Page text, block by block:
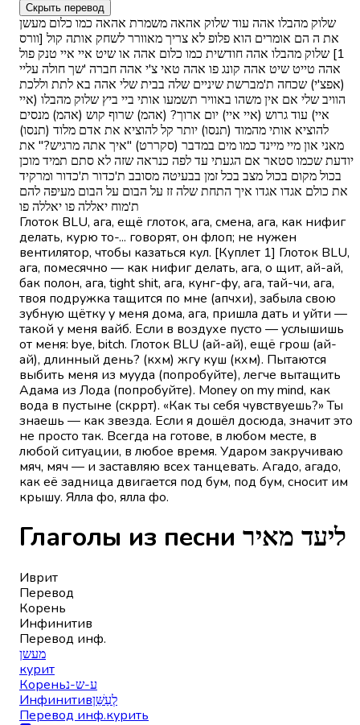
Скрыть перевод
שלוק מהבלו אהה עוד שלוק אהאה משמרת אהאה כמו כלום מעשן
את ה הם אומרים הוא פלופ לא צריך מאוורר לשחק אותה קול [וורס
1] שלוק מהבלו אהה חודשית כמו כלום אהה או שיט איי איי טנק פול
אהה טייט שיט אהה קונג פו אהה טאי צ'י אהה חברה 'שך חולה עליי
(אפצ'י) שכחה ת'מברשת שיניים שלה בבית שלי אהה בא לתת וללכת
הוויב שלי אם אין משהו באוויר תשמעו אותי ביי ביץ שלוק מהבלו (איי
איי) עוד גרוש (איי איי) יום ארוך? (אהמ) שרוף קוש (אהמ) מנסים
להוציא אותי מהמוד (תנסו) יותר קל להוציא את אדם מלוד (תנסו)
מאני און מיי מיינד כמו מים במדבר (סקררט) ''איך אתה מרגיש?'' את
יודעת שכמו סטאר אם הגעתי עד לפה כנראה שזה לא סתם תמיד מוכן
בכול מקום בכול מצב בכל זמן בבעיטה מסובב ת'כדור ת'כדור ומרקיד
את כולם אגדו אגדו איך התחת שלה זז על הבום על הבום מעיפה להם
ת'מוח יאללה פו יאללה פו
Глоток BLU, ага, ещё глоток, ага, смена, ага, как нифиг
делать, курю то-... говорят, он флоп; не нужен
вентилятор, чтобы казаться кул. [Куплет 1] Глоток BLU,
ага, помесячно — как нифиг делать, ага, о щит, ай-ай,
бак полон, ага, tight shit, ага, кунг-фу, ага, тай-чи, ага,
твоя подружка тащится по мне (апчхи), забыла свою
зубную щётку у меня дома, ага, пришла дать и уйти —
такой у меня вайб. Если в воздухе пусто — услышишь
от меня: bye, bitch. Глоток BLU (ай-ай), ещё грош (ай-
ай), длинный день? (кхм) жгу куш (кхм). Пытаются
выбить меня из мууда (попробуйте), легче вытащить
Адама из Лода (попробуйте). Money on my mind, как
вода в пустыне (скррт). «Как ты себя чувствуешь?» Ты
знаешь — как звезда. Если я дошёл досюда, значит это
не просто так. Всегда на готове, в любом месте, в
любой ситуации, в любое время. Ударом закручиваю
мяч, мяч — и заставляю всех танцевать. Агадо, агадо,
как её задница двигается под бум, под бум, сносит им
крышу. Ялла фо, ялла фо.
Глаголы из песни ליעד מאיר
Иврит
Перевод
Корень
Инфинитив
Перевод инф.
מעשן
курит
Кореньע-ש-נ
Инфинитивלְעַשֵּׁן
Перевод инф.курить